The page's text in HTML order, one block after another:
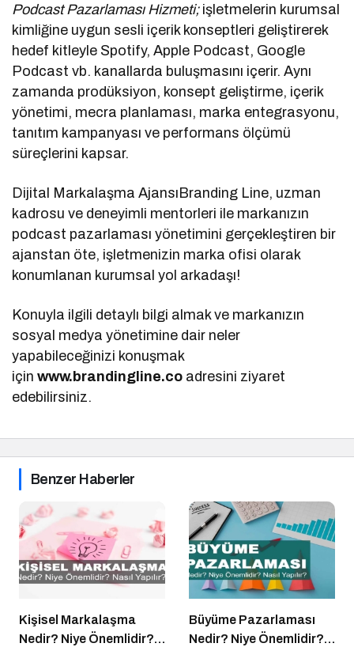
Podcast Pazarlaması Hizmeti;işletmelerin kurumsal
kimliğine uygun sesli içerik konseptleri geliştirerek
hedef kitleyle Spotify, Apple Podcast, Google
Podcast vb. kanallarda buluşmasını içerir. Aynı
zamanda prodüksiyon, konsept geliştirme, içerik
yönetimi, mecra planlaması, marka entegrasyonu,
tanıtım kampanyası ve performans ölçümü
süreçlerini kapsar.
Dijital Markalaşma AjansıBranding Line, uzman
kadrosu ve deneyimli mentorleri ile markanızın
podcast pazarlaması yönetimini gerçekleştiren bir
ajanstan öte, işletmenizin marka ofisi olarak
konumlanan kurumsal yol arkadaşı!
Konuyla ilgili detaylı bilgi almak ve markanızın
sosyal medya yönetimine dair neler
yapabileceğinizi konuşmak
içinwww.brandingline.co adresini ziyaret
edebilirsiniz.
Benzer Haberler
Kişisel Markalaşma
Nedir? Niye Önemlidir?
Büyüme Pazarlaması
Nedir? Niye Önemlidir?